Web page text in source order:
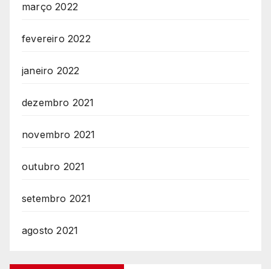
março 2022
fevereiro 2022
janeiro 2022
dezembro 2021
novembro 2021
outubro 2021
setembro 2021
agosto 2021